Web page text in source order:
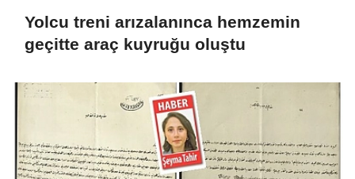
Yolcu treni arızalanınca hemzemin
geçitte araç kuyruğu oluştu